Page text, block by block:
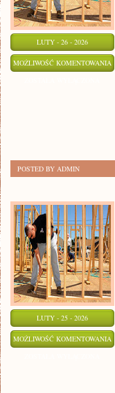
LUTY - 26 - 2026
MOŻLIWOŚĆ KOMENTOWANIA
POSTED BY ADMIN
LUTY - 25 - 2026
MOŻLIWOŚĆ KOMENTOWANIA